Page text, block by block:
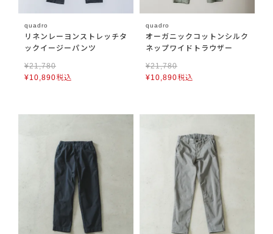
quadro
リネンレーヨンストレッチタ
ックイージーパンツ
¥21,780
¥10,890税込
quadro
オーガニックコットンシルク
ネップワイドトラウザー
¥21,780
¥10,890税込